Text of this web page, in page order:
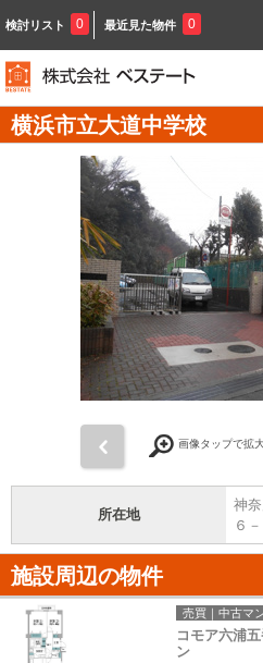
検討リスト 0 最近見た物件 0
横浜市立大道中学校
画像タップで拡
所在地
神
６
施設周辺の物件
売買｜中古マ
コモア六浦
ン